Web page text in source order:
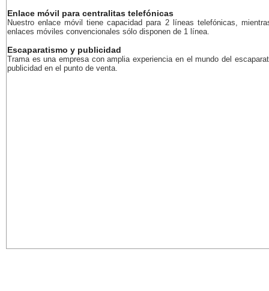
Enlace móvil para centralitas telefónicas
Nuestro enlace móvil tiene capacidad para 2 líneas telefónicas,
enlaces móviles convencionales sólo disponen de 1 línea.
Escaparatismo y publicidad
Trama es una empresa con amplia experiencia en el mundo del
publicidad en el punto de venta.